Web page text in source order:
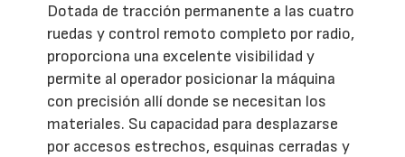
Dotada de tracción permanente a las cuatro
ruedas y control remoto completo por radio,
proporciona una excelente visibilidad y
permite al operador posicionar la máquina
con precisión allí donde se necesitan los
materiales. Su capacidad para desplazarse
por accesos estrechos, esquinas cerradas y